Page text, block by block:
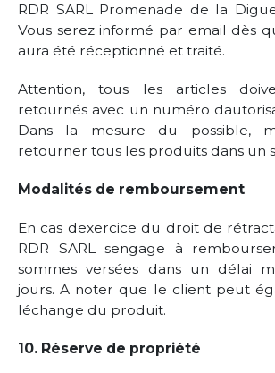
RDR SARL Promenade de la Digue
Vous serez informé par email dès
aura été réceptionné et traité.
Attention, tous les articles
retournés avec un numéro
Dans la mesure du possible,
retourner tous les produits dans un
Modalités de remboursement
En cas dexercice du droit de
RDR SARL sengage à
sommes versées dans un délai
jours. A noter que le client peut
léchange du produit.
10. Réserve de propriété